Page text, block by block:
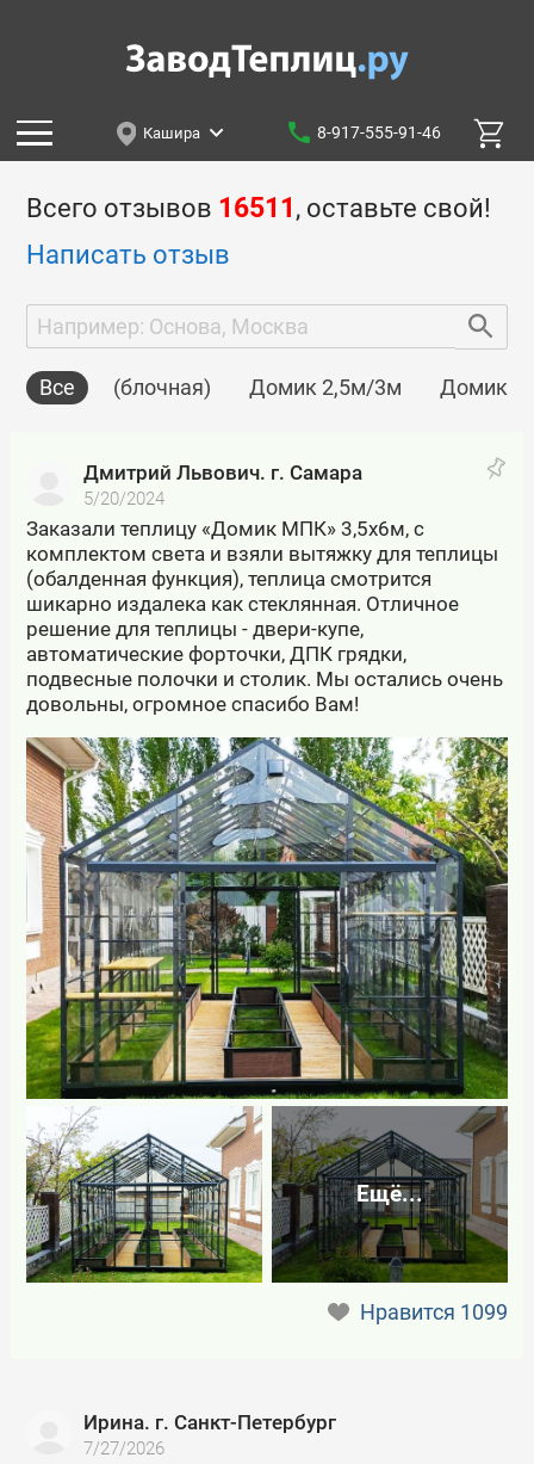
Кашира 8-917-555-91-46
Всего отзывов 16511 , оставьте свой!
Написать отзыв
Все (блочная) Домик 2,5м/3м Домик
Дмитрий Львович. г. Самара
5/20/2024
Заказали теплицу «Домик МПК» 3,5х6м, с
комплектом света и взяли вытяжку для теплицы
(обалденная функция), теплица смотрится
шикарно издалека как стеклянная. Отличное
решение для теплицы - двери-купе,
автоматические форточки, ДПК грядки,
подвесные полочки и столик. Мы остались очень
довольны, огромное спасибо Вам!
Ещё...
Нравится 1099
Ирина. г. Санкт-Петербург
7/27/2026